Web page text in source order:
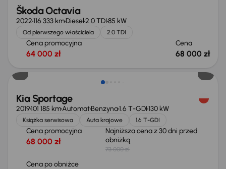
Škoda Octavia
2022116 333 kmDiesel2.0 TDI85 kW
Od pierwszego właściciela 2.0 TDI
Cena promocyjna
64 000 zł
Cena
68 000 zł
Taniej o 1 000 zł
Kia Sportage
2019101 185 kmAutomatBenzyna1.6 T-GDI130 kW
Książka serwisowa Auta krajowe 1.6 T-GDI
Cena promocyjna
68 000 zł
Najniższa cena z 30 dni przed
obniżką
73 000 zł
Cena po obniżce